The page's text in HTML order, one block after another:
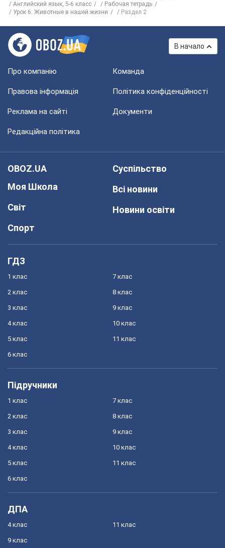
Английский язык, 5-6 класс
Рабочая тетрадь
Урок 6. Животные в нашей жизни
Раздел 2
В начало
Про компанію Команда
Правова інформація Політика конфіденційності
Реклама на сайті Документи
Редакційна політика
OBOZ.UA
Моя Школа
Світ
Спорт
Суспільство
Всі новини
Новини освіти
ГДЗ
1 клас
2 клас
3 клас
4 клас
5 клас
6 клас
7 клас
8 клас
9 клас
10 клас
11 клас
Підручники
1 клас
2 клас
3 клас
4 клас
5 клас
6 клас
7 клас
8 клас
9 клас
10 клас
11 клас
ДПА
4 клас
9 клас
11 клас